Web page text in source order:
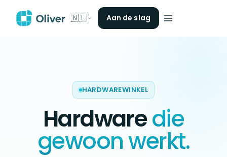
🇳🇱 Aan de slag
HARDWAREWINKEL
Hardwaredie
gewoon werkt.